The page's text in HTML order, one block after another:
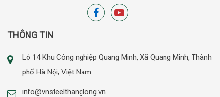
THÔNG TIN
Lô 14 Khu Công nghiệp Quang Minh, Xã Quang Minh, Thành
phố Hà Nội, Việt Nam.
info@vnsteelthanglong.vn